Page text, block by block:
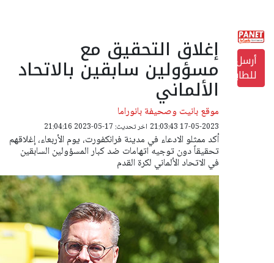
أرسل
للطابعة
إغلاق التحقيق مع
مسؤولين سابقين بالاتحاد
الألماني
موقع بانيت وصحيفة بانوراما
17-05-2023 21:03:43 اخر تحديث: 17-05-2023 21:04:16
أكد ممثلو الادعاء في مدينة فرانكفورت، يوم الأربعاء، إغلاقهم
تحقيقاً دون توجيه اتهامات ضد كبار المسؤولين السابقين
في الاتحاد الألماني لكرة القدم